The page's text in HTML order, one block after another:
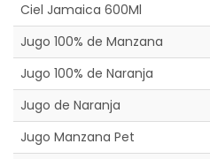
Ciel Jamaica 600Ml
Jugo 100% de Manzana
Jugo 100% de Naranja
Jugo de Naranja
Jugo Manzana Pet